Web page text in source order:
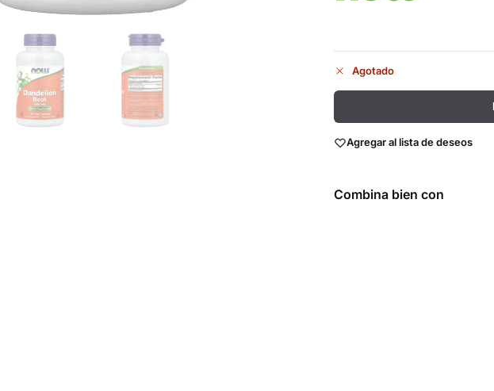
Agotado
Agregar al lista de deseos
Combina bien con